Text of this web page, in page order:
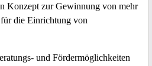
Konzept zur Gewinnung von mehr
die Einrichtung von
und Fördermöglichkeiten